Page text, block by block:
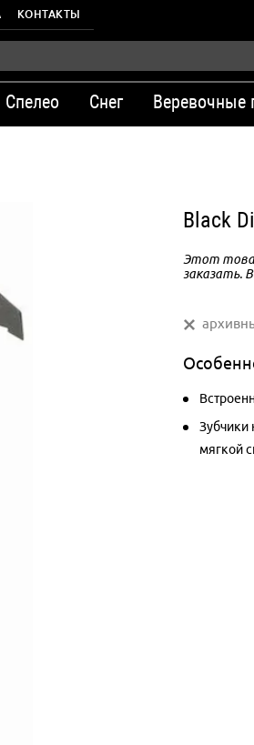
КОНТАКТЫ
Спелео Снег Веревочные
Black
Этот
заказать.
Зубчики
мягкой